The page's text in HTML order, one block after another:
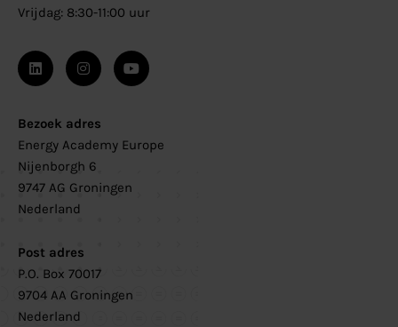
Vrijdag: 8:30-11:00 uur
Bezoek adres
Energy Academy Europe
Nijenborgh 6
9747 AG Groningen
Nederland
Post adres
P.O. Box 70017
9704 AA Groningen
Nederland